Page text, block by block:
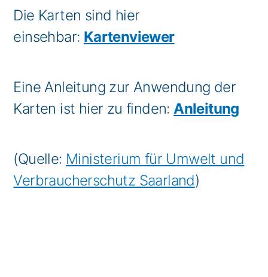
Die Karten sind hier
einsehbar: Kartenviewer
Eine Anleitung zur Anwendung der
Karten ist hier zu finden:Anleitung
(Quelle: Ministerium für Umwelt und
Verbraucherschutz Saarland)